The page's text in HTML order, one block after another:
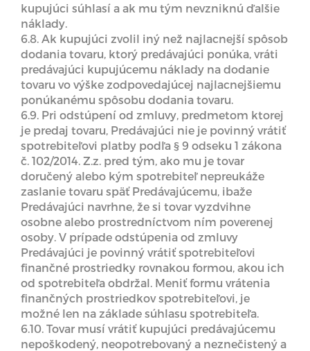
kupujúci súhlasí a ak mu tým nevzniknú ďalšie
náklady.
6.8. Ak kupujúci zvolil iný než najlacnejší spôsob
dodania tovaru, ktorý predávajúci ponúka, vráti
predávajúci kupujúcemu náklady na dodanie
tovaru vo výške zodpovedajúcej najlacnejšiemu
ponúkanému spôsobu dodania tovaru.
6.9. Pri odstúpení od zmluvy, predmetom ktorej
je predaj tovaru, Predávajúci nie je povinný vrátiť
spotrebiteľovi platby podľa § 9 odseku 1 zákona
č. 102/2014. Z.z. pred tým, ako mu je tovar
doručený alebo kým spotrebiteľ nepreukáže
zaslanie tovaru späť Predávajúcemu, ibaže
Predávajúci navrhne, že si tovar vyzdvihne
osobne alebo prostredníctvom ním poverenej
osoby. V prípade odstúpenia od zmluvy
Predávajúci je povinný vrátiť spotrebiteľovi
finančné prostriedky rovnakou formou, akou ich
od spotrebiteľa obdržal. Meniť formu vrátenia
finančných prostriedkov spotrebiteľovi, je
možné len na základe súhlasu spotrebiteľa.
6.10. Tovar musí vrátiť kupujúci predávajúcemu
nepoškodený, neopotrebovaný a neznečistený a